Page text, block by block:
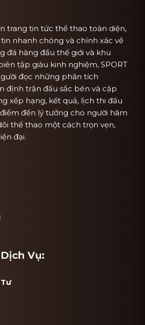
trang tin tức thể thao toàn diện,
nhanh chóng và chính xác về
đá hàng đầu thế giới và khu
tập giàu kinh nghiệm, SPORT
đọc những phân tích
định trận đấu sắc bén và cập
xếp hạng, kết quả, lịch thi đấu
đến lý tưởng cho người hâm
thể thao một cách trọn vẹn,
đại.
Vụ: